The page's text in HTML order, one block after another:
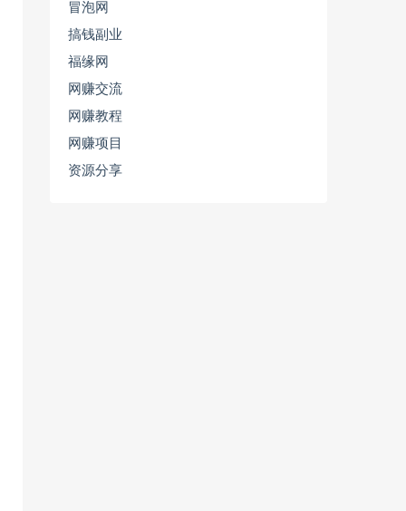
冒泡网
搞钱副业
福缘网
网赚交流
网赚教程
网赚项目
资源分享